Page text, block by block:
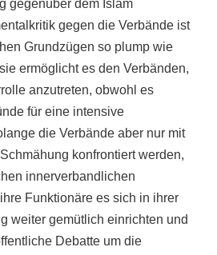
gegenüber dem Islam
gegen die Verbände ist
Grundzügen so plump wie
ermöglicht es den Verbänden,
anzutreten, obwohl es
für eine intensive
die Verbände aber nur mit
konfrontiert werden,
innerverbandlichen
Funktionäre es sich in ihrer
weiter gemütlich einrichten und
Debatte um die